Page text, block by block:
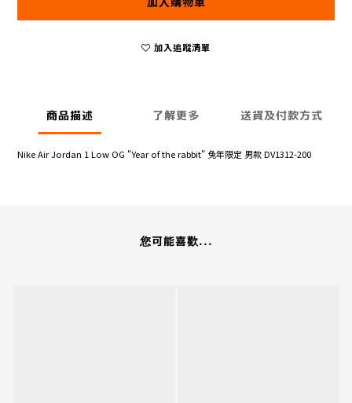
加入追蹤清單
商品描述 了解更多 送貨及付款方式
Nike Air Jordan 1 Low OG "Year of the rabbit" 兔年限定 男款 DV1312-200
您可能喜歡...